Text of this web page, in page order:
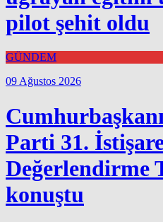
pilot şehit oldu
GÜNDEM
09 Ağustos 2026
Parti 31.
Değerlendirme
konuştu